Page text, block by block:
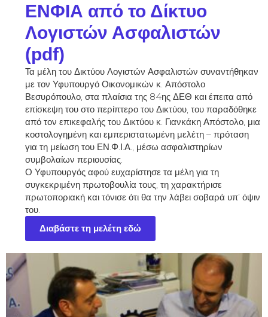
ΕΝΦΙΑ από το Δίκτυο
Λογιστών Ασφαλιστών
(pdf)
Τα μέλη του Δικτύου Λογιστών Ασφαλιστών συναντήθηκαν
με τον Υφυπουργό Οικονομικών κ. Απόστολο
Βεσυρόπουλο, στα πλαίσια της 84ης ΔΕΘ και έπειτα από
επίσκεψη του στο περίπτερο του Δικτύου, του παραδόθηκε
από τον επικεφαλής του Δικτύου κ. Γιανκάκη Απόστολο, μια
κοστολογημένη και εμπεριστατωμένη μελέτη – πρόταση
για τη μείωση του ΕΝ.Φ.Ι.Α., μέσω ασφαλιστηρίων
συμβολαίων περιουσίας.
Ο Υφυπουργός αφού ευχαρίστησε τα μέλη για τη
συγκεκριμένη πρωτοβουλία τους, τη χαρακτήρισε
πρωτοποριακή και τόνισε ότι θα την λάβει σοβαρά υπ’ όψιν
του.
Διαβάστε τη μελέτη εδώ